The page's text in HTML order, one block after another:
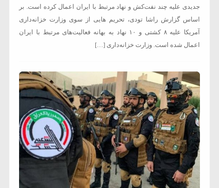
جدیدی علیه چند نفت‌کش و نهاد مرتبط با ایران اعمال کرده است. بر
اساس گزارش راشا تودی، تحریم‌ هایی از سوی وزارت خزانه‌داری
آمریکا علیه ۸ کشتی و ۱۰ نهاد به بهانه فعالیت‌های مرتبط با ایران
اعمال شده است. وزارت خزانه‌داری […]